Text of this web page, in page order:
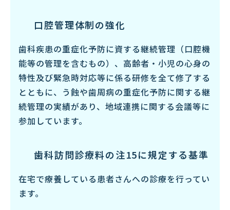
口腔管理体制の強化
歯科疾患の重症化予防に資する継続管理（口腔機
能等の管理を含むもの）、高齢者・小児の心身の
特性及び緊急時対応等に係る研修を全て修了する
とともに、う蝕や歯周病の重症化予防に関する継
続管理の実績があり、地域連携に関する会議等に
参加しています。
歯科訪問診療料の注15に規定する基準
在宅で療養している患者さんへの診療を行ってい
ます。